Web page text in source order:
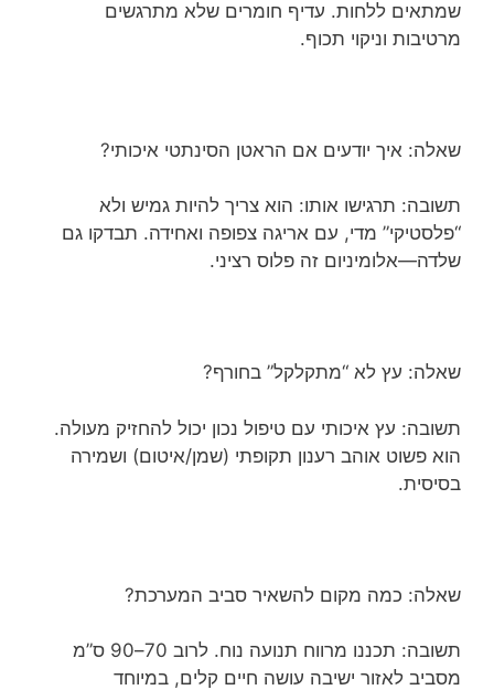
שמתאים ללחות. עדיף חומרים שלא מתרגשים
מרטיבות וניקוי תכוף.
שאלה: איך יודעים אם הראטן הסינתטי איכותי?
תשובה: תרגישו אותו: הוא צריך להיות גמיש ולא
“פלסטיקי” מדי, עם אריגה צפופה ואחידה. תבדקו גם
שלדה—אלומיניום זה פלוס רציני.
שאלה: עץ לא “מתקלקל” בחורף?
תשובה: עץ איכותי עם טיפול נכון יכול להחזיק מעולה.
הוא פשוט אוהב רענון תקופתי (שמן/איטום) ושמירה
בסיסית.
שאלה: כמה מקום להשאיר סביב המערכת?
תשובה: תכננו מרווח תנועה נוח. לרוב 70–90 ס”מ
מסביב לאזור ישיבה עושה חיים קלים, במיוחד